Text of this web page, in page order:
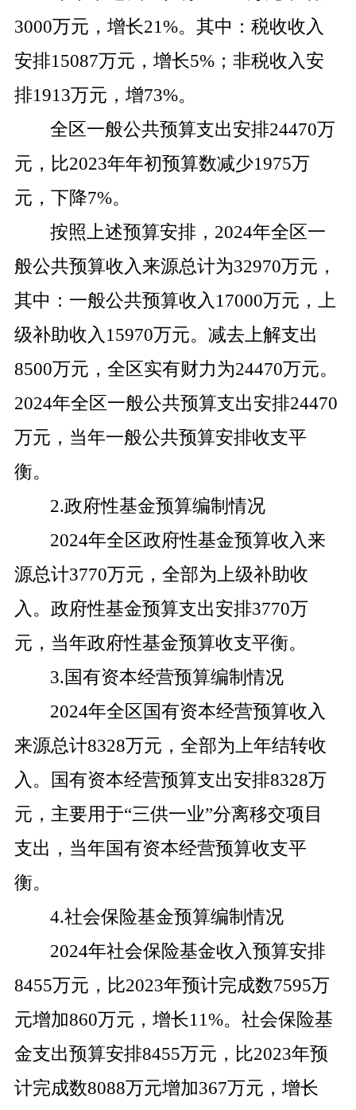
3000万元，增长21%。其中：税收收入
安排15087万元，增长5%；非税收入安
排1913万元，增73%。
全区一般公共预算支出安排24470万
元，比2023年年初预算数减少1975万
元，下降7%。
按照上述预算安排， 2024年全区一
般公共预算收入来源总计为32970万元，
其中：一般公共预算收入 17000万元，上
级补助收入 15970万元。减去上解支出
8500万元，全区实有财力为24470万元。
2024年全区一般公共预算支出安排24470
万元，当年一般公共预算安排收支平
衡。
2.政府性基金预算编制情况
2024年全区政府性基金预算收入来
源总计3770万元，全部为上级补助收
入。政府性基金预算支出安排3770万
元，当年政府性基金预算收支平衡。
3.国有资本经营预算编制情况
2024年全区国有资本经营预算收入
来源总计8328万元，全部为上年结转收
入。国有资本经营预算支出安排8328万
元，主要用于“三供一业”分离移交项目
支出，当年国有资本经营预算收支平
衡。
4.社会保险基金预算编制情况
2024年社会保险基金收入预算安排
8455万元，比2023年预计完成数7595万
元增加860万元，增长11%。社会保险基
金支出预算安排8455万元，比2023年预
计完成数8088万元增加367万元，增长